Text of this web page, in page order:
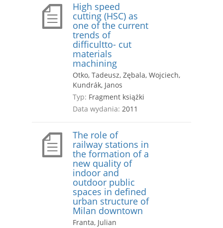
High speed
cutting (HSC) as
one of the current
trends of
difficultto- cut
materials
machining
Otko, Tadeusz, Zębala, Wojciech,
Kundrák, Janos
Typ: Fragment książki
Data wydania: 2011
The role of
railway stations in
the formation of a
new quality of
indoor and
outdoor public
spaces in defined
urban structure of
Milan downtown
Franta, Julian